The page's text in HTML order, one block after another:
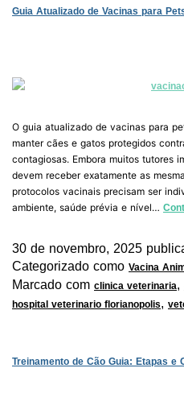
Guia Atualizado de Vacinas para
O guia atualizado de vacinas para
manter cães e gatos protegidos
contagiosas. Embora muitos tutores
devem receber exatamente as
protocolos vacinais precisam ser
ambiente, saúde prévia e nível…
30 de novembro, 2025
Categorizado como Vacina
Marcado com clinica veterinaria,
hospital veterinario florianopolis,
Treinamento de Cão Guia: Etapas e